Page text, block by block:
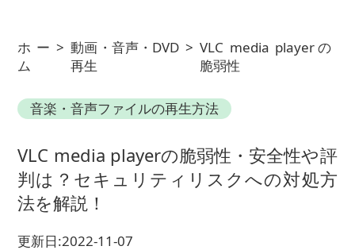
ホー
ム
> 動画・音声・DVD
再生
> VLC media playerの
脆弱性
音楽・音声ファイルの再生方法
VLC media playerの脆弱性・安全性や評
判は？セキュリティリスクへの対処方
法を解説！
更新日:2022-11-07